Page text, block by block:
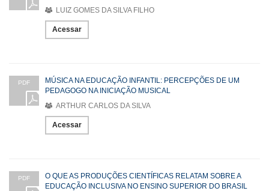
LUIZ GOMES DA SILVA FILHO
Acessar
PDF
MÚSICA NA EDUCAÇÃO INFANTIL: PERCEPÇÕES DE UM
PEDAGOGO NA INICIAÇÃO MUSICAL
ARTHUR CARLOS DA SILVA
Acessar
PDF
O QUE AS PRODUÇÕES CIENTÍFICAS RELATAM SOBRE A
EDUCAÇÃO INCLUSIVA NO ENSINO SUPERIOR DO BRASIL